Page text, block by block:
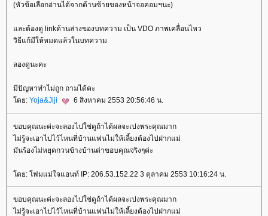
(หัวข้อเลือกอ่านได้จากด้านซ้ายของหน้าจอคอมฯนะ)
ละต้องดู linkด้านล่างของบทความ เป็น VDO ภาพเคลื่อนไหว
วิธีแก้มีให้หมดแล้วในบทความ
ลองดูนะคะ
มีปัญหาทำไม่ถูก ถามได้คะ
ดย: Yoja&Jiji 6 สิงหาคม 2553 20:56:46 น.
ขอบคุณนะค่ะจะลองไปใช่ดูถ้าได้ผลจะเปงพระคุณมาก
ไม่รู้จะเอาไปไว้ไหนที่บ้านแฟนไม่ให้เลี้ยงต้องไปฝากแม่
มันร้องไม่หยุดกวนข้างบ้านด่าขอบคุณจริงๆค่ะ
ดย: โฟมแม่ใจแอนท์ IP: 206.53.152.22 3 ตุลาคม 2553 10:16:24 น.
ขอบคุณนะค่ะจะลองไปใช่ดูถ้าได้ผลจะเปงพระคุณมาก
ไม่รู้จะเอาไปไว้ไหนที่บ้านแฟนไม่ให้เลี้ยงต้องไปฝากแม่